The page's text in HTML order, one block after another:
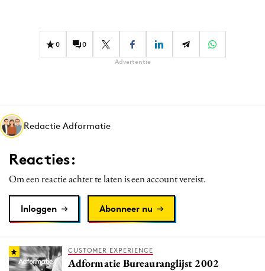
Effectiviteit
Gedragsverandering
Martech
Media
Merkstrategie
PR
Programmatic
Reputatie & crisis
0 0
Advertentie
Redactie Adformatie
Reacties:
Om een reactie achter te laten is een account vereist.
Inloggen Abonneer nu
CUSTOMER EXPERIENCE
Adformatie Bureauranglijst 2002